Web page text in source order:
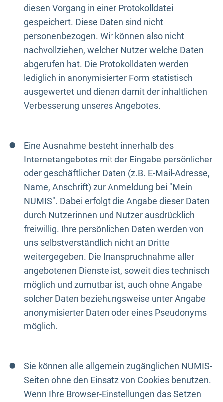
diesen Vorgang in einer Protokolldatei
gespeichert. Diese Daten sind nicht
personenbezogen. Wir können also nicht
nachvollziehen, welcher Nutzer welche Daten
abgerufen hat. Die Protokolldaten werden
lediglich in anonymisierter Form statistisch
ausgewertet und dienen damit der inhaltlichen
Verbesserung unseres Angebotes.
Eine Ausnahme besteht innerhalb des
Internetangebotes mit der Eingabe persönlicher
oder geschäftlicher Daten (z.B. E-Mail-Adresse,
Name, Anschrift) zur Anmeldung bei "Mein
NUMIS". Dabei erfolgt die Angabe dieser Daten
durch Nutzerinnen und Nutzer ausdrücklich
freiwillig. Ihre persönlichen Daten werden von
uns selbstverständlich nicht an Dritte
weitergegeben. Die Inanspruchnahme aller
angebotenen Dienste ist, soweit dies technisch
möglich und zumutbar ist, auch ohne Angabe
solcher Daten beziehungsweise unter Angabe
anonymisierter Daten oder eines Pseudonyms
möglich.
Sie können alle allgemein zugänglichen NUMIS-
Seiten ohne den Einsatz von Cookies benutzen.
Wenn Ihre Browser-Einstellungen das Setzen